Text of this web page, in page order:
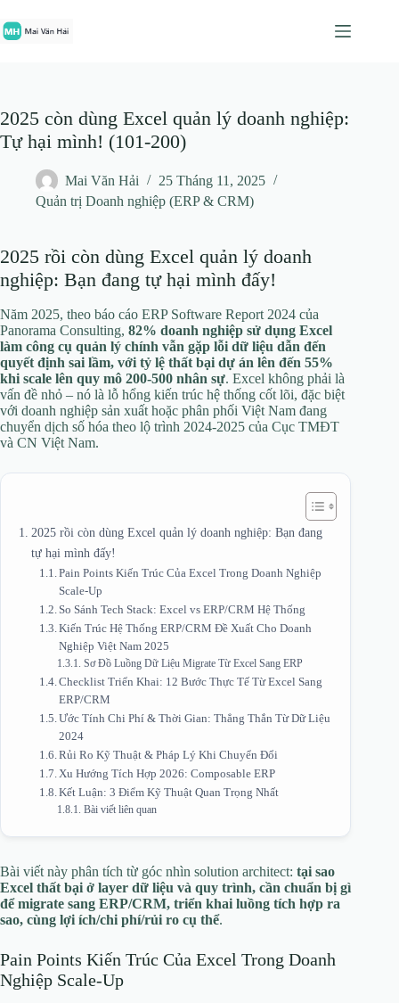
đến
phần
2025 còn dùng Excel quản lý doanh nghiệp:
Tự hại mình! (101-200)
Mai Văn Hải
25 Tháng 11, 2025
Quản trị Doanh nghiệp (ERP & CRM)
2025 rồi còn dùng Excel quản lý doanh
nghiệp: Bạn đang tự hại mình đấy!
Năm 2025, theo báo cáo ERP Software Report 2024 của
Panorama Consulting, 82% doanh nghiệp sử dụng Excel
làm công cụ quản lý chính vẫn gặp lỗi dữ liệu dẫn đến
quyết định sai lầm, với tỷ lệ thất bại dự án lên đến 55%
khi scale lên quy mô 200-500 nhân sự. Excel không phải là
vấn đề nhỏ – nó là lỗ hổng kiến trúc hệ thống cốt lõi, đặc biệt
với doanh nghiệp sản xuất hoặc phân phối Việt Nam đang
chuyển dịch số hóa theo lộ trình 2024-2025 của Cục TMĐT
và CN Việt Nam.
2025 rồi còn dùng Excel quản lý doanh nghiệp: Bạn đang
tự hại mình đấy!
Pain Points Kiến Trúc Của Excel Trong Doanh Nghiệp
Scale-Up
So Sánh Tech Stack: Excel vs ERP/CRM Hệ Thống
Kiến Trúc Hệ Thống ERP/CRM Đề Xuất Cho Doanh
Nghiệp Việt Nam 2025
Sơ Đồ Luồng Dữ Liệu Migrate Từ Excel Sang ERP
Checklist Triển Khai: 12 Bước Thực Tế Từ Excel Sang
ERP/CRM
Ước Tính Chi Phí & Thời Gian: Thẳng Thắn Từ Dữ Liệu
2024
Rủi Ro Kỹ Thuật & Pháp Lý Khi Chuyển Đổi
Xu Hướng Tích Hợp 2026: Composable ERP
Kết Luận: 3 Điểm Kỹ Thuật Quan Trọng Nhất
Bài viết liên quan
Bài viết này phân tích từ góc nhìn solution architect: tại sao
Excel thất bại ở layer dữ liệu và quy trình, cần chuẩn bị gì
để migrate sang ERP/CRM, triển khai luồng tích hợp ra
sao, cùng lợi ích/chi phí/rủi ro cụ thể.
Pain Points Kiến Trúc Của Excel Trong Doanh
Nghiệp Scale-Up